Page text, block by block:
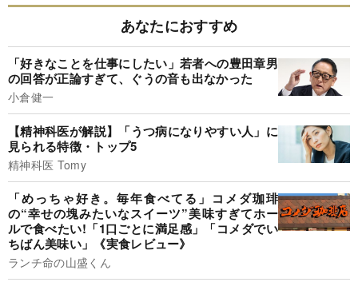
あなたにおすすめ
「好きなことを仕事にしたい」若者への豊田章男
の回答が正論すぎて、ぐうの音も出なかった
小倉健一
【精神科医が解説】「うつ病になりやすい人」に
見られる特徴・トップ5
精神科医 Tomy
「めっちゃ好き。毎年食べてる」コメダ珈琲
の“幸せの塊みたいなスイーツ”美味すぎてホー
ルで食べたい!「1口ごとに満足感」「コメダでい
ちばん美味い」《実食レビュー》
ランチ命の山盛くん